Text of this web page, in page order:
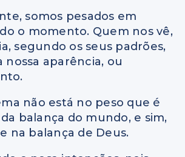
somos pesados em
o momento. Quem nos vê,
segundo os seus padrões,
nossa aparência, ou
não está no peso que é
balança do mundo, e sim,
na balança de Deus.